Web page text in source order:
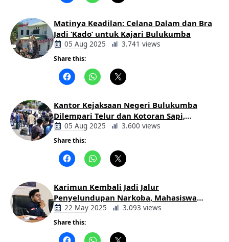
Matinya Keadilan: Celana Dalam dan Bra
Jadi ‘Kado’ untuk Kajari Bulukumba
05 Aug 2025 3.741 views
Share this:
Kantor Kejaksaan Negeri Bulukumba
Dilempari Telur dan Kotoran Sapi,
Keluarga Korban Lakalantas Tuntut
Keadilan
05 Aug 2025 3.600 views
Share this:
Karimun Kembali Jadi Jalur
Penyelundupan Narkoba, Mahasiswa
Desak Pemkab dan Aparat Bertindak
Tegas
22 May 2025 3.093 views
Share this: